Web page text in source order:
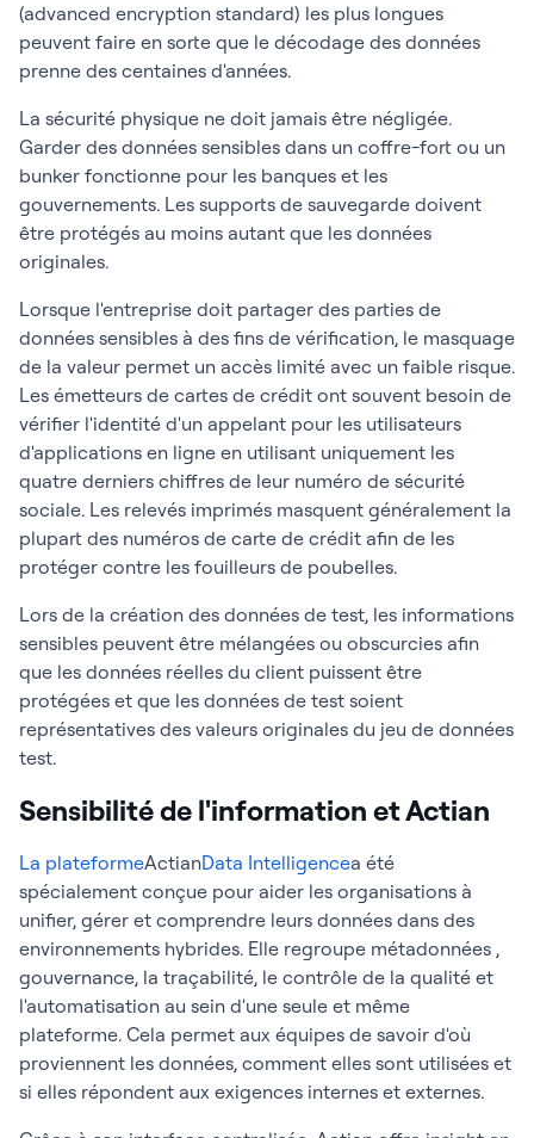
(advanced encryption standard) les plus longues
peuvent faire en sorte que le décodage des données
prenne des centaines d'années.
La sécurité physique ne doit jamais être négligée.
Garder des données sensibles dans un coffre-fort ou un
bunker fonctionne pour les banques et les
gouvernements. Les supports de sauvegarde doivent
être protégés au moins autant que les données
originales.
Lorsque l'entreprise doit partager des parties de
données sensibles à des fins de vérification, le masquage
de la valeur permet un accès limité avec un faible risque.
Les émetteurs de cartes de crédit ont souvent besoin de
vérifier l'identité d'un appelant pour les utilisateurs
d'applications en ligne en utilisant uniquement les
quatre derniers chiffres de leur numéro de sécurité
sociale. Les relevés imprimés masquent généralement la
plupart des numéros de carte de crédit afin de les
protéger contre les fouilleurs de poubelles.
Lors de la création des données de test, les informations
sensibles peuvent être mélangées ou obscurcies afin
que les données réelles du client puissent être
protégées et que les données de test soient
représentatives des valeurs originales du jeu de données
test.
Sensibilité de l'information et Actian
La plateformeActianData Intelligencea été
spécialement conçue pour aider les organisations à
unifier, gérer et comprendre leurs données dans des
environnements hybrides. Elle regroupe métadonnées ,
gouvernance, la traçabilité, le contrôle de la qualité et
l'automatisation au sein d'une seule et même
plateforme. Cela permet aux équipes de savoir d'où
proviennent les données, comment elles sont utilisées et
si elles répondent aux exigences internes et externes.